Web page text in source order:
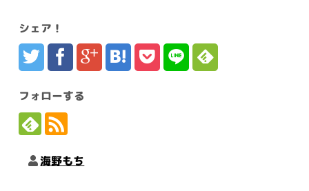
シェア！
フォローする
海野もち